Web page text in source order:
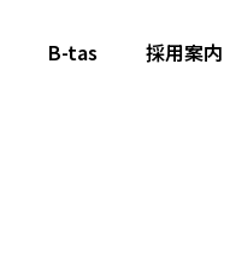
B-tas 採用案内